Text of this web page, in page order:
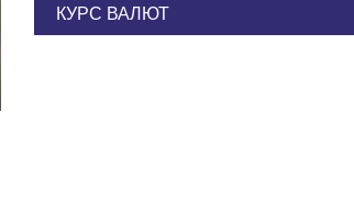
КУРС ВАЛЮТ